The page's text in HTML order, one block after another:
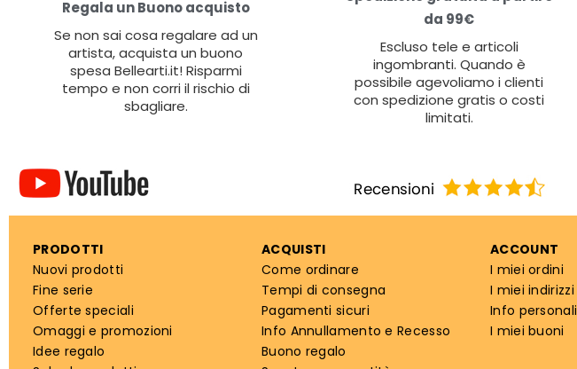
Regala un Buono acquisto
Se non sai cosa regalare ad un
artista, acquista un buono
spesa Bellearti.it! Risparmi
tempo e non corri il rischio di
sbagliare.
da 99€
Escluso tele e articoli
ingombranti. Quando è
possibile agevoliamo i clienti
con spedizione gratis o costi
limitati.
PRODOTTI
Nuovi prodotti
Fine serie
Offerte speciali
Omaggi e promozioni
Idee regalo
ACQUISTI
Come ordinare
Tempi di consegna
Pagamenti sicuri
Info Annullamento e Recesso
Buono regalo
ACCOUNT
I miei ordini
I miei indirizzi
Info personali
I miei buoni